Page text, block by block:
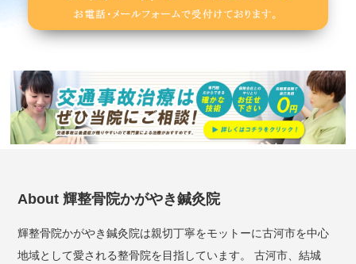
About 輝整骨院かがやき鍼灸院
輝整骨院かがやき鍼灸院は親切丁寧をモットーに古河市を中心
地域として愛される整骨院を目指しています。 古河市、結城